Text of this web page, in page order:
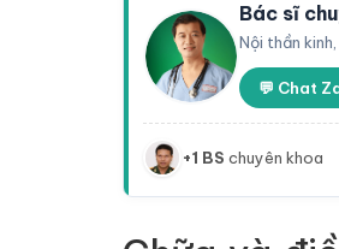
Bác sĩ
Nội thần
💬 Chat
+1 BS chuyên khoa